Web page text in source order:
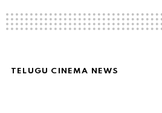
TELUGU CINEMA NEWS